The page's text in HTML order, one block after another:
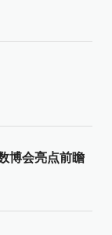
博会亮点前瞻